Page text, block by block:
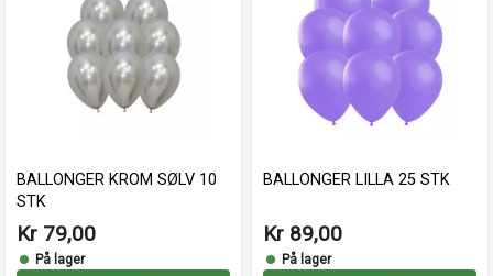
BALLONGER KROM SØLV 10
STK
Kr 79,00
På lager
BALLONGER LILLA 25 STK
Kr 89,00
På lager